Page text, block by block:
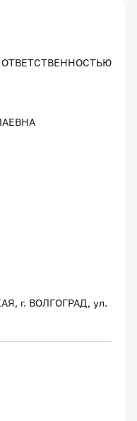
г. ВОЛГОГРАД, ул.